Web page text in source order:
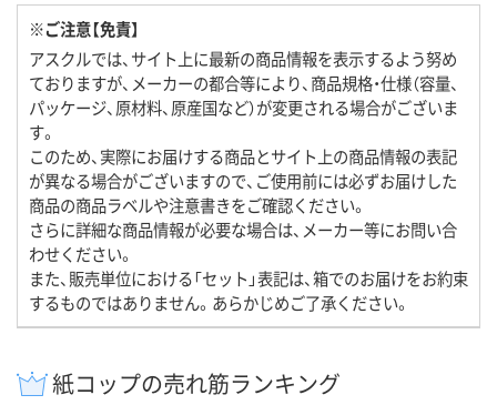
※ご注意【免責】
アスクルでは、サイト上に最新の商品情報を表示するよう努め
ておりますが、メーカーの都合等により、商品規格・仕様（容量、
パッケージ、原材料、原産国など）が変更される場合がございま
す。
このため、実際にお届けする商品とサイト上の商品情報の表記
が異なる場合がございますので、ご使用前には必ずお届けした
商品の商品ラベルや注意書きをご確認ください。
さらに詳細な商品情報が必要な場合は、メーカー等にお問い合
わせください。
また、販売単位における「セット」表記は、箱でのお届けをお約束
するものではありません。あらかじめご了承ください。
紙コップの売れ筋ランキング